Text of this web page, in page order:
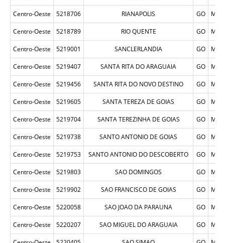
Centro-Oeste 5218706 RIANAPOLIS GO
Centro-Oeste 5218789 RIO QUENTE GO
Centro-Oeste 5219001 SANCLERLANDIA GO
Centro-Oeste 5219407 SANTA RITA DO ARAGUAIA GO
Centro-Oeste 5219456 SANTA RITA DO NOVO DESTINO GO
Centro-Oeste 5219605 SANTA TEREZA DE GOIAS GO
Centro-Oeste 5219704 SANTA TEREZINHA DE GOIAS GO
Centro-Oeste 5219738 SANTO ANTONIO DE GOIAS GO
Centro-Oeste 5219753 SANTO ANTONIO DO DESCOBERTO GO
Centro-Oeste 5219803 SAO DOMINGOS GO
Centro-Oeste 5219902 SAO FRANCISCO DE GOIAS GO
Centro-Oeste 5220058 SAO JOAO DA PARAUNA GO
Centro-Oeste 5220207 SAO MIGUEL DO ARAGUAIA GO